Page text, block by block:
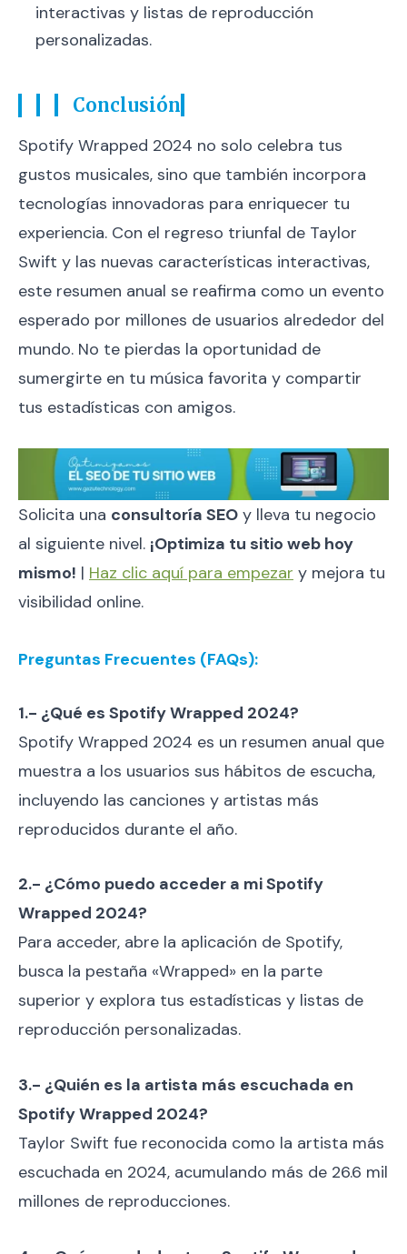
interactivas y listas de reproducción
personalizadas.
Conclusión
Spotify Wrapped 2024 no solo celebra tus
gustos musicales, sino que también incorpora
tecnologías innovadoras para enriquecer tu
experiencia. Con el regreso triunfal de Taylor
Swift y las nuevas características interactivas,
este resumen anual se reafirma como un evento
esperado por millones de usuarios alrededor del
mundo. No te pierdas la oportunidad de
sumergirte en tu música favorita y compartir
tus estadísticas con amigos.
Solicita una consultoría SEO y lleva tu negocio
al siguiente nivel. ¡Optimiza tu sitio web hoy
mismo! | Haz clic aquí para empezar y mejora tu
visibilidad online.
Preguntas Frecuentes (FAQs):
1.- ¿Qué es Spotify Wrapped 2024?
Spotify Wrapped 2024 es un resumen anual que
muestra a los usuarios sus hábitos de escucha,
incluyendo las canciones y artistas más
reproducidos durante el año.
2.- ¿Cómo puedo acceder a mi Spotify
Wrapped 2024?
Para acceder, abre la aplicación de Spotify,
busca la pestaña «Wrapped» en la parte
superior y explora tus estadísticas y listas de
reproducción personalizadas.
3.- ¿Quién es la artista más escuchada en
Spotify Wrapped 2024?
Taylor Swift fue reconocida como la artista más
escuchada en 2024, acumulando más de 26.6 mil
millones de reproducciones.